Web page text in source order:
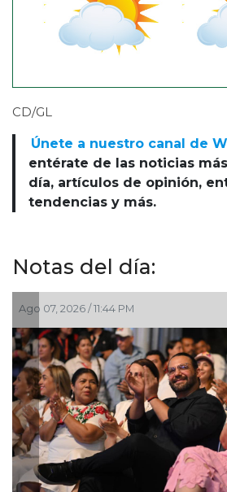
CD/GL
Únete a nuestro canal de
entérate de las noticias
día, artículos de opinión,
tendencias y más.
Notas del día:
Ago 07, 2026 / 11:44 PM